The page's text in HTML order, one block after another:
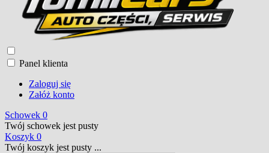
Panel klienta
Zaloguj się
Załóż konto
Schowek 0
Twój schowek jest pusty
Koszyk 0
Twój koszyk jest pusty ...